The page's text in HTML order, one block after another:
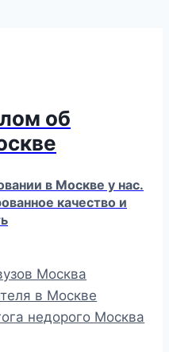
об
в Москве у нас.
качество и
Москва
в Москве
недорого Москва